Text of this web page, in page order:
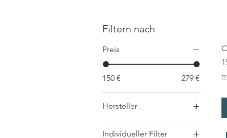
Filtern nach
Preis
150 € 279 €
Hersteller
Individueller Filter